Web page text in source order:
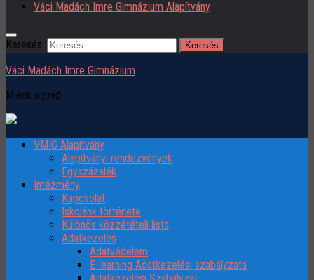
Váci Madách Imre Gimnázium Alapítvány
Keresés:
Váci Madách Imre Gimnázium
Miénk a jövő
VMIG Alapítvány
Alapítványi rendezvények
Egyszázalék
Intézmény
Kapcsolat
Iskolánk története
Különös közzétételi lista
Adatkezelés
Adatvédelem
E-learning Adatkezelési szabályzata